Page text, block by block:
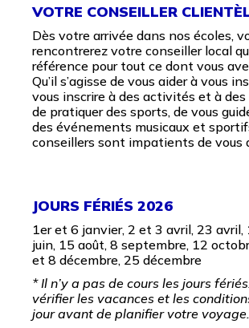
VOTRE CONSEILLER
Dès votre arrivée dans nos écoles,
rencontrerez votre conseiller local
référence pour tout ce dont vous
Qu’il s’agisse de vous aider à vous
vous inscrire à des activités et à des
de pratiquer des sports, de vous
des événements musicaux et
conseillers sont impatients de vous
JOURS FÉRIÉS 2026
1er et 6 janvier, 2 et 3 avril, 23 avril,
juin, 15 août, 8 septembre, 12
et 8 décembre, 25 décembre
* Il n’y a pas de cours les jours
vérifier les vacances et les
jour avant de planifier votre voyage.